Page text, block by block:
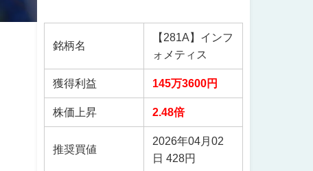
銘柄名
【281A】インフ
ォメティス
獲得利益 145万3600円
株価上昇 2.48倍
推奨買値
2026年04月02
日 428円